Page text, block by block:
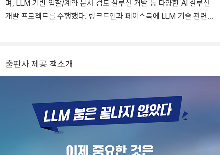
며, LLM 기반 입찰/계약 문서 검토 설루션 개발 등 다양한 AI 설루션
개발 프로젝트를 수행했다. 링크드인과 페이스북에 LLM 기술 관련
출판사 제공 책소개